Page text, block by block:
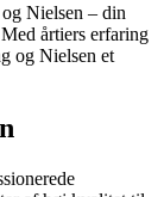
Nielsen – din
årtiers erfaring
og Nielsen et